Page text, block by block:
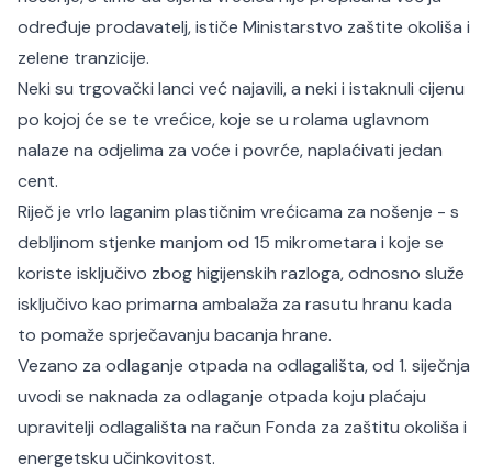
određuje prodavatelj, ističe Ministarstvo zaštite okoliša i
zelene tranzicije.
Neki su trgovački lanci već najavili, a neki i istaknuli cijenu
po kojoj će se te vrećice, koje se u rolama uglavnom
nalaze na odjelima za voće i povrće, naplaćivati jedan
cent.
Riječ je vrlo laganim plastičnim vrećicama za nošenje - s
debljinom stjenke manjom od 15 mikrometara i koje se
koriste isključivo zbog higijenskih razloga, odnosno služe
isključivo kao primarna ambalaža za rasutu hranu kada
to pomaže sprječavanju bacanja hrane.
Vezano za odlaganje otpada na odlagališta, od 1. siječnja
uvodi se naknada za odlaganje otpada koju plaćaju
upravitelji odlagališta na račun Fonda za zaštitu okoliša i
energetsku učinkovitost.